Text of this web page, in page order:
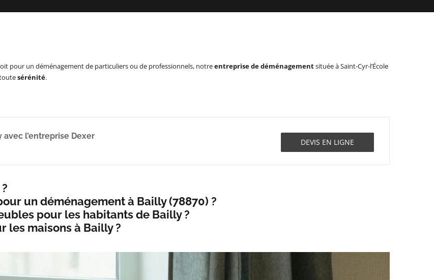
pour un déménagement de particuliers ou de professionnels, notreentreprise de déménagementsituée à Saint-Cyr-l’École
sérénité.
DEVIS EN LIGNE
l’entreprise Dexer
un déménagement à Bailly (78870) ?
pour les habitants de Bailly ?
les maisons à Bailly ?